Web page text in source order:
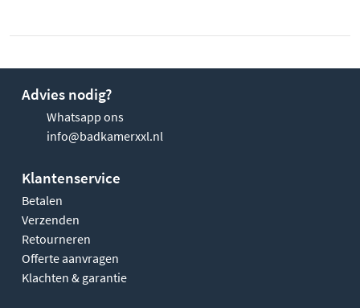
Advies nodig?
Whatsapp ons
info@badkamerxxl.nl
Klantenservice
Betalen
Verzenden
Retourneren
Offerte aanvragen
Klachten & garantie